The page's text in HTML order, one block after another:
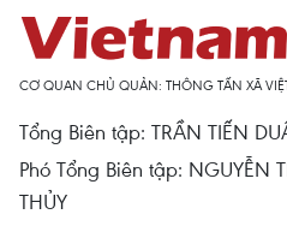
CƠ QUAN CHỦ QUẢN: THÔNG TẤN XÃ
Tổng Biên tập: TRẦN TIẾN
Phó Tổng Biên tập: NGUYỄN
THỦY